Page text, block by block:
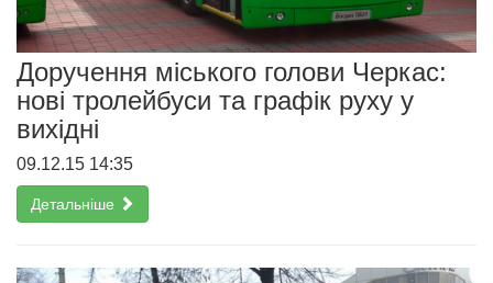
Доручення міського голови Черкас:
нові тролейбуси та графік руху у
вихідні
09.12.15 14:35
Детальніше